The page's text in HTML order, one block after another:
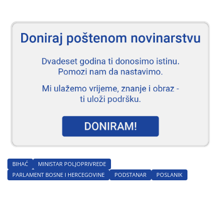
BIHAĆ
MINISTAR POLJOPRIVREDE
PARLAMENT BOSNE I HERCEGOVINE
PODSTANAR POSLANIK